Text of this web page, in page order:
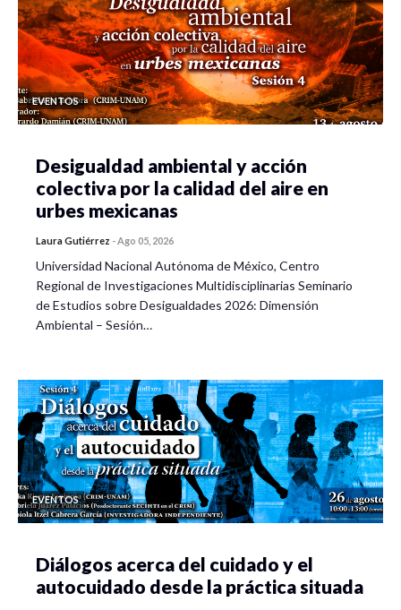
EVENTOS
Desigualdad ambiental y acción
colectiva por la calidad del aire en
urbes mexicanas
Laura Gutiérrez -Ago 05, 2026
Universidad Nacional Autónoma de México, Centro
Regional de Investigaciones Multidisciplinarias Seminario
de Estudios sobre Desigualdades 2026: Dimensión
Ambiental – Sesión…
EVENTOS
Diálogos acerca del cuidado y el
autocuidado desde la práctica situada